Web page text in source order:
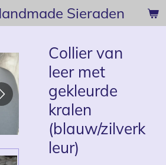
Sieraden
Collier van
leer met
gekleurde
kralen
(blauw/zilverk
leur)